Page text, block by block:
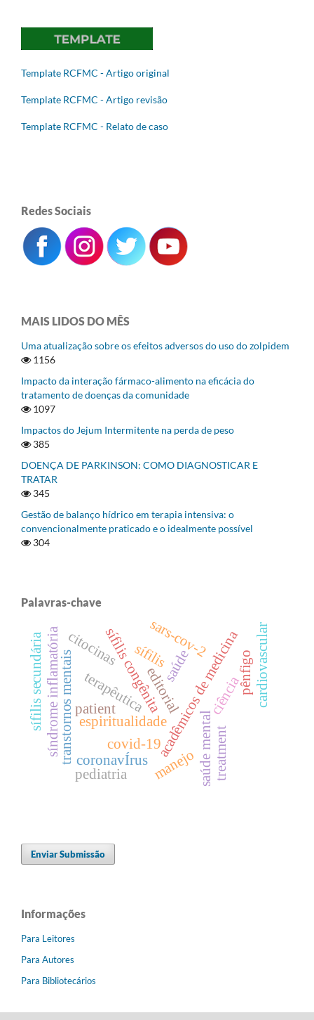
Template RCFMC - Artigo original
Template RCFMC - Artigo revisão
Template RCFMC - Relato de caso
Redes Sociais
MAIS LIDOS DO MÊS
Uma atualização sobre os efeitos adversos do uso do zolpidem
1156
Impacto da interação fármaco-alimento na eficácia do
tratamento de doenças da comunidade
1097
Impactos do Jejum Intermitente na perda de peso
385
DOENÇA DE PARKINSON: COMO DIAGNOSTICAR E
TRATAR
345
Gestão de balanço hídrico em terapia intensiva: o
convencionalmente praticado e o idealmente possível
304
Palavras-chave
acadêmicos de medicina
espiritualidade saúde mental
transtornos mentais editorial
sífilis congênita
manejo
saúde
terapêutica ciência
covid-19
sars-cov-2
coronavÍrus
pênfigo
citocinas
síndrome inflamatória
pediatria
cardiovascular
patient
treatment
sífilis
sífilis secundária
Enviar Submissão
Informações
Para Leitores
Para Autores
Para Bibliotecários